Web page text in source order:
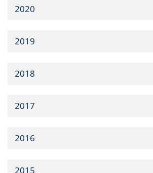
2020
2019
2018
2017
2016
2015